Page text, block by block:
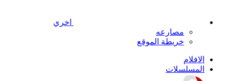
اخري
مصارعه
خريطة الموقع
الافلام
المسلسلات